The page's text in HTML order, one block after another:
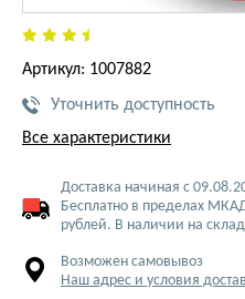
Артикул: 1007882
Уточнить доступность
Все характеристики
Доставка начиная с
Бесплатно в пределах
рублей. В наличии на
Возможен самовывоз
Наш адрес и условия